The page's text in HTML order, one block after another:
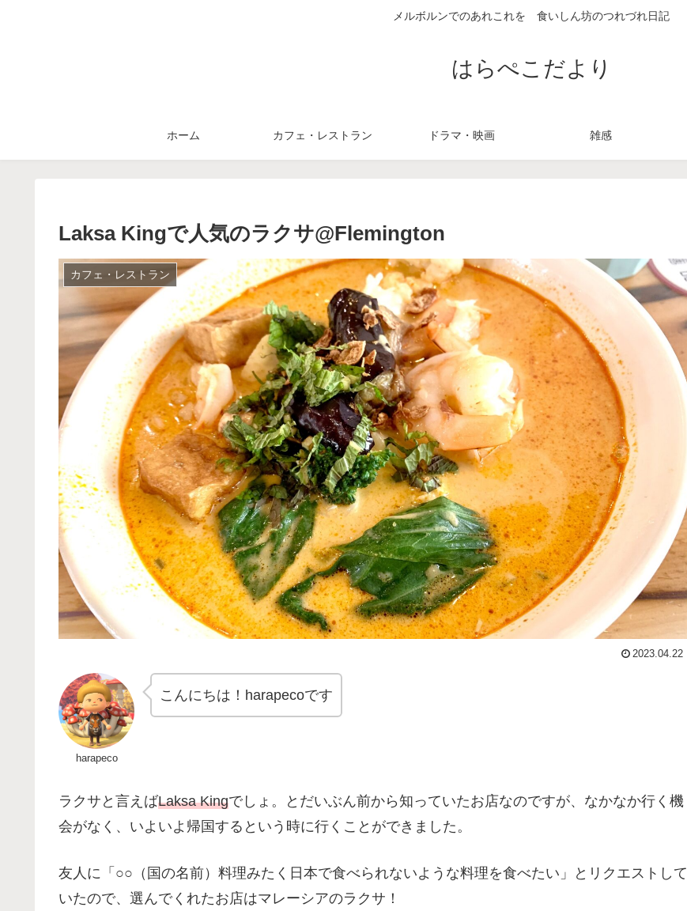
メルボルンでのあれこれを 食いしん坊のつれづれ日記
はらぺこだより
ホーム カフェ・レストラン ドラマ・映画 雑感
Laksa Kingで人気のラクサ@Flemington
カフェ・レストラン
2023.04.22
harapeco
こんにちは！harapecoです
ラクサと言えばLaksa Kingでしょ。とだいぶん前から知っていたお店なのですが、なかなか行く機
会がなく、いよいよ帰国するという時に行くことができました。
友人に「○○（国の名前）料理みたく日本で食べられないような料理を食べたい」とリクエストして
いたので、選んでくれたお店はマレーシアのラクサ！